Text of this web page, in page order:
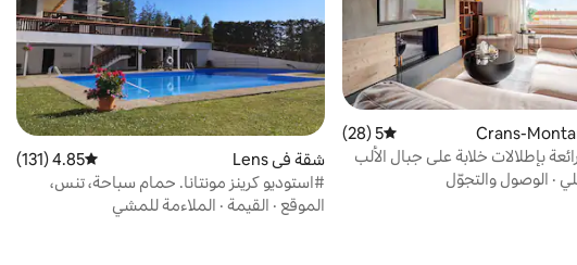
متوسط التقييم 5 من 5، 28 مراجعات
5 (28)
بإطلالات خلابة على جبال الألب
· الوصول والتجوّل
شقة في Lens متوسط التقييم 4.85 من 5، 131 مراجعات
4.85 (131)
#استوديو كرينز مونتانا. حمام سباحة، تنس،
شرفة مشمسة.
الموقع · القيمة · الملاءمة للمشي